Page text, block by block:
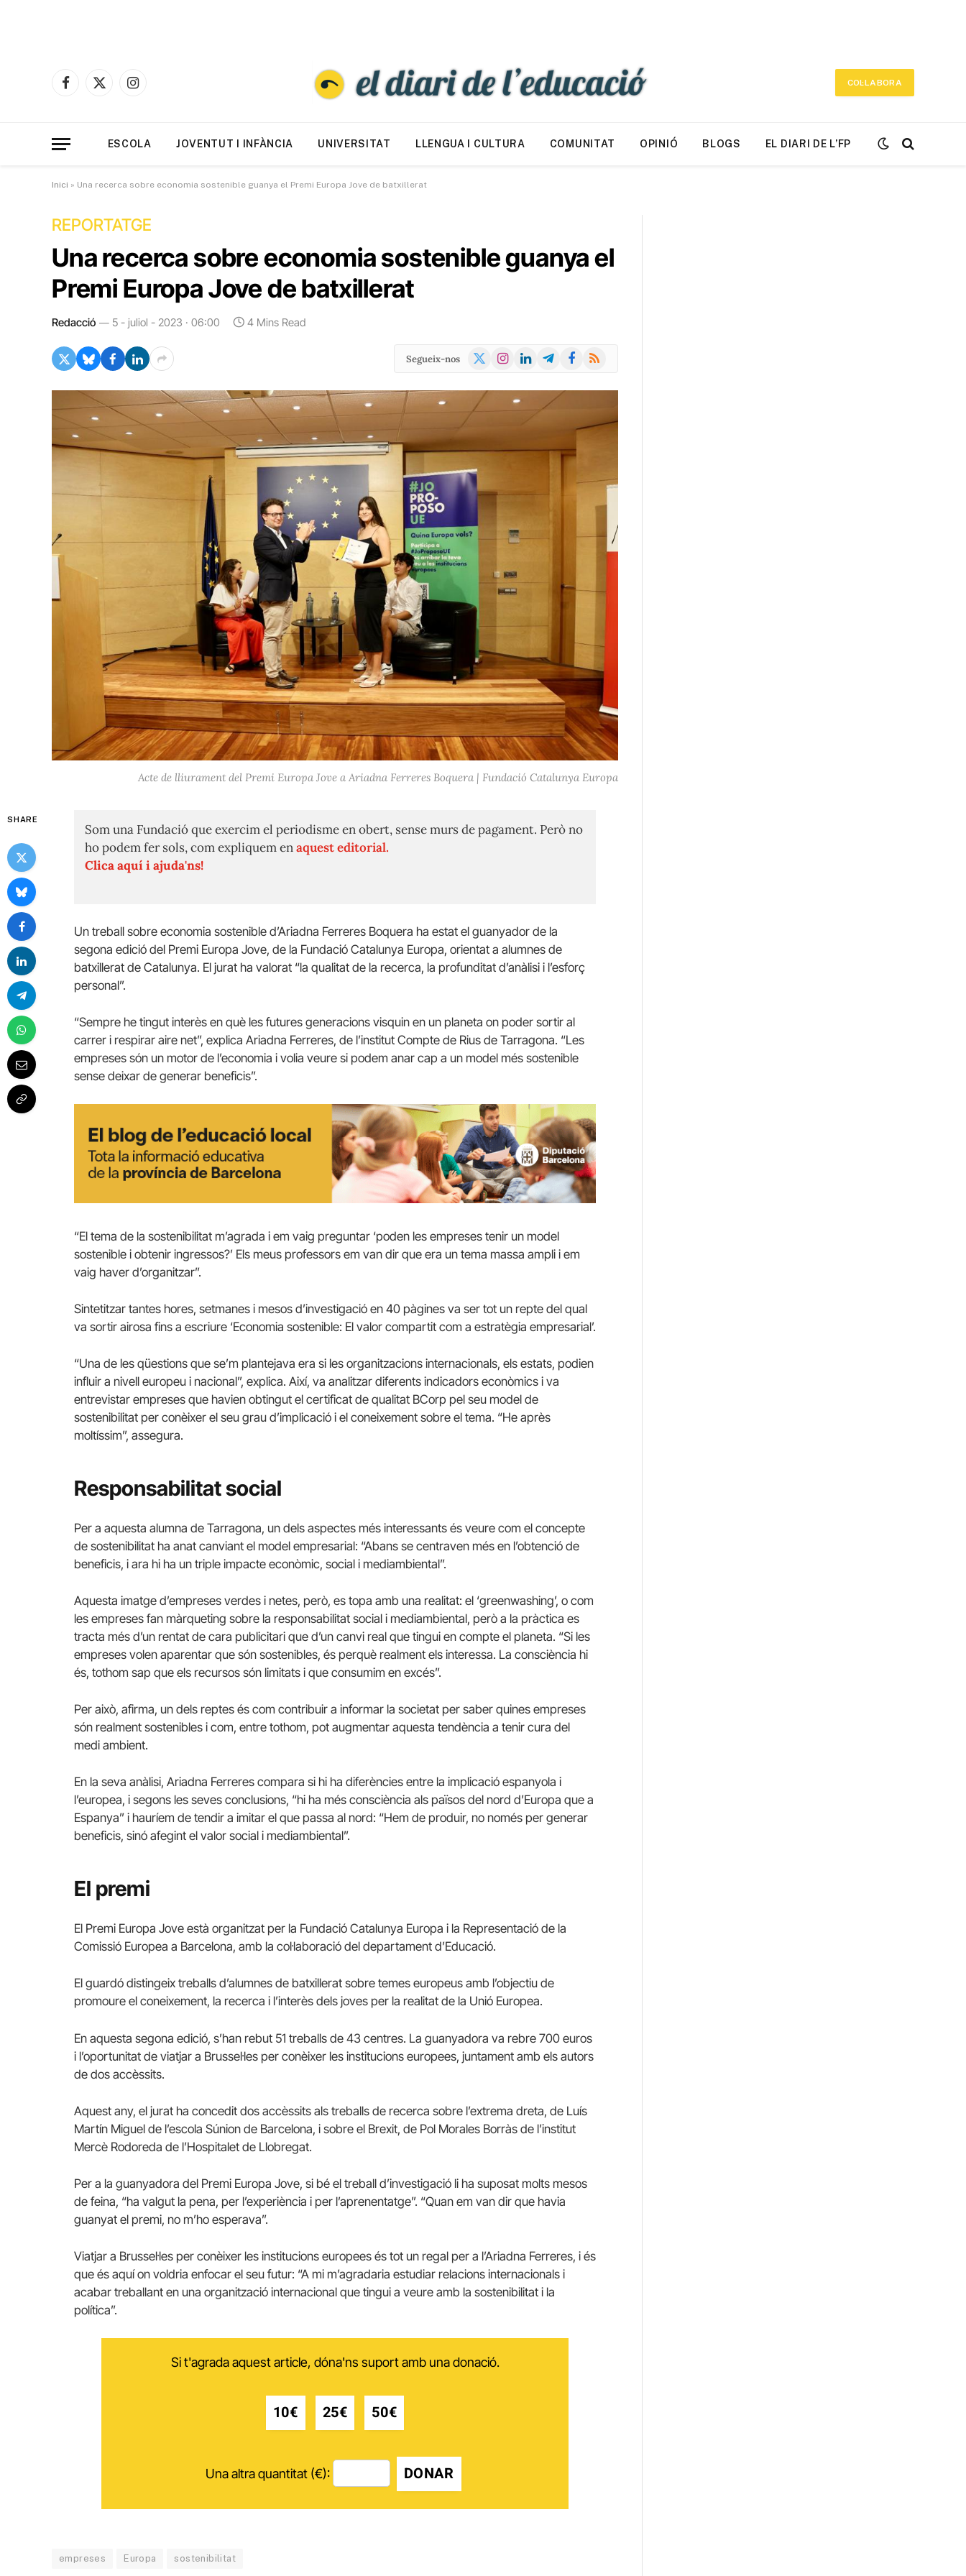
Facebook
X
Instagram
COL·LABORA
ESCOLA JOVENTUT I INFÀNCIA UNIVERSITAT LLENGUA I CULTURA COMUNITAT OPINIÓ BLOGS EL DIARI DE L’FP
Inici » Una recerca sobre economia sostenible guanya el Premi Europa Jove de batxillerat
REPORTATGE
Una recerca sobre economia sostenible guanya el
Premi Europa Jove de batxillerat
Redacció 5 - juliol - 2023 · 06:00 4 Mins Read
Segueix-nos
X
Instagram
LinkedInTelegramFacebook
RSS
Acte de lliurament del Premi Europa Jove a Ariadna Ferreres Boquera | Fundació Catalunya Europa
SHARE
Som una Fundació que exercim el periodisme en obert, sense murs de pagament. Però no
ho podem fer sols, com expliquem enaquest editorial.
Clica aquí i ajuda'ns!
Un treball sobre economia sostenible d’Ariadna Ferreres Boquera ha estat el guanyador de la
segona edició del Premi Europa Jove, de la Fundació Catalunya Europa, orientat a alumnes de
batxillerat de Catalunya. El jurat ha valorat “la qualitat de la recerca, la profunditat d’anàlisi i l’esforç
personal”.
“Sempre he tingut interès en què les futures generacions visquin en un planeta on poder sortir al
carrer i respirar aire net”, explica Ariadna Ferreres, de l’institut Compte de Rius de Tarragona. “Les
empreses són un motor de l’economia i volia veure si podem anar cap a un model més sostenible
sense deixar de generar beneficis”.
“El tema de la sostenibilitat m’agrada i em vaig preguntar ‘poden les empreses tenir un model
sostenible i obtenir ingressos?’ Els meus professors em van dir que era un tema massa ampli i em
vaig haver d’organitzar”.
Sintetitzar tantes hores, setmanes i mesos d’investigació en 40 pàgines va ser tot un repte del qual
va sortir airosa fins a escriure ‘Economia sostenible: El valor compartit com a estratègia empresarial’.
“Una de les qüestions que se’m plantejava era si les organitzacions internacionals, els estats, podien
influir a nivell europeu i nacional”, explica. Així, va analitzar diferents indicadors econòmics i va
entrevistar empreses que havien obtingut el certificat de qualitat BCorp pel seu model de
sostenibilitat per conèixer el seu grau d’implicació i el coneixement sobre el tema. “He après
moltíssim”, assegura.
Responsabilitat social
Per a aquesta alumna de Tarragona, un dels aspectes més interessants és veure com el concepte
de sostenibilitat ha anat canviant el model empresarial: “Abans se centraven més en l’obtenció de
beneficis, i ara hi ha un triple impacte econòmic, social i mediambiental”.
Aquesta imatge d’empreses verdes i netes, però, es topa amb una realitat: el ‘greenwashing’, o com
les empreses fan màrqueting sobre la responsabilitat social i mediambiental, però a la pràctica es
tracta més d’un rentat de cara publicitari que d’un canvi real que tingui en compte el planeta. “Si les
empreses volen aparentar que són sostenibles, és perquè realment els interessa. La consciència hi
és, tothom sap que els recursos són limitats i que consumim en excés”.
Per això, afirma, un dels reptes és com contribuir a informar la societat per saber quines empreses
són realment sostenibles i com, entre tothom, pot augmentar aquesta tendència a tenir cura del
medi ambient.
En la seva anàlisi, Ariadna Ferreres compara si hi ha diferències entre la implicació espanyola i
l’europea, i segons les seves conclusions, “hi ha més consciència als països del nord d’Europa que a
Espanya” i hauríem de tendir a imitar el que passa al nord: “Hem de produir, no només per generar
beneficis, sinó afegint el valor social i mediambiental”.
El premi
El Premi Europa Jove està organitzat per la Fundació Catalunya Europa i la Representació de la
Comissió Europea a Barcelona, amb la col·laboració del departament d’Educació.
El guardó distingeix treballs d’alumnes de batxillerat sobre temes europeus amb l’objectiu de
promoure el coneixement, la recerca i l’interès dels joves per la realitat de la Unió Europea.
En aquesta segona edició, s’han rebut 51 treballs de 43 centres. La guanyadora va rebre 700 euros
i l’oportunitat de viatjar a Brussel·les per conèixer les institucions europees, juntament amb els autors
de dos accèssits.
Aquest any, el jurat ha concedit dos accèssits als treballs de recerca sobre l’extrema dreta, de Luís
Martín Miguel de l’escola Súnion de Barcelona, i sobre el Brexit, de Pol Morales Borràs de l’institut
Mercè Rodoreda de l’Hospitalet de Llobregat.
Per a la guanyadora del Premi Europa Jove, si bé el treball d’investigació li ha suposat molts mesos
de feina, “ha valgut la pena, per l’experiència i per l’aprenentatge”. “Quan em van dir que havia
guanyat el premi, no m’ho esperava”.
Viatjar a Brussel·les per conèixer les institucions europees és tot un regal per a l’Ariadna Ferreres, i és
que és aquí on voldria enfocar el seu futur: “A mi m’agradaria estudiar relacions internacionals i
acabar treballant en una organització internacional que tingui a veure amb la sostenibilitat i la
política”.
Si t'agrada aquest article, dóna'ns suport amb una donació.
10€ 25€ 50€
Una altra quantitat (€): DONAR
empreses Europa sostenibilitat